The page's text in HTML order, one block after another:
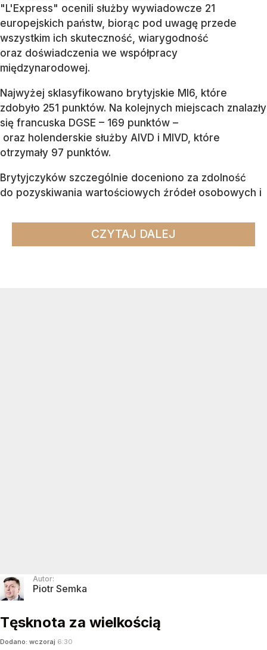
"L'Express" ocenili służby wywiadowcze 21
europejskich państw, biorąc pod uwagę przede
wszystkim ich skuteczność, wiarygodność
oraz doświadczenia we współpracy
międzynarodowej.
Najwyżej sklasyfikowano brytyjskie MI6, które
zdobyło 251 punktów. Na kolejnych miejscach znalazły
się francuska DGSE – 169 punktów –
oraz holenderskie służby AIVD i MIVD, które
otrzymały 97 punktów.
Brytyjczyków szczególnie doceniono za zdolność
do pozyskiwania wartościowych źródeł osobowych i
CZYTAJ DALEJ
Autor:
Piotr Semka
Tęsknota za wielkością
Dodano: wczoraj 6:30